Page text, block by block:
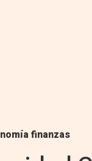
finanzas